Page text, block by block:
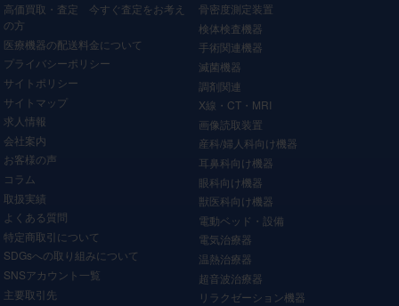
高価買取・査定 今すぐ査定をお考え
の方
医療機器の配送料金について
プライバシーポリシー
サイトポリシー
サイトマップ
求人情報
会社案内
お客様の声
コラム
取扱実績
よくある質問
特定商取引について
SDGsへの取り組みについて
SNSアカウント一覧
主要取引先
骨密度測定装置
検体検査機器
手術関連機器
滅菌機器
調剤関連
X線・CT・MRI
画像読取装置
産科/婦人科向け機器
耳鼻科向け機器
眼科向け機器
獣医科向け機器
電動ベッド・設備
電気治療器
温熱治療器
超音波治療器
リラクゼーション機器